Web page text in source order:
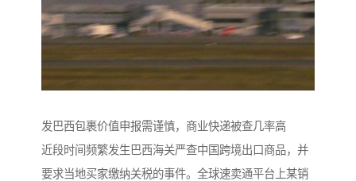
发巴西包裹价值申报需谨慎，商业快递被查几率高
近段时间频繁发生巴西海关严查中国跨境出口商品，并
要求当地买家缴纳关税的事件。全球速卖通平台上某销